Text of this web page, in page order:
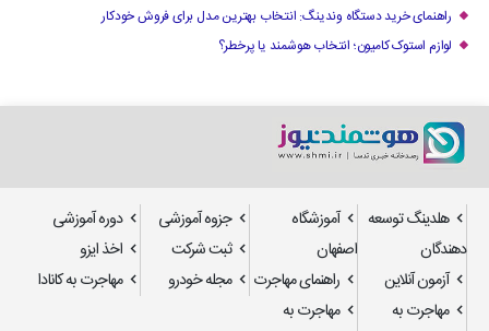
راهنمای خرید دستگاه وندینگ: انتخاب بهترین مدل برای فروش خودکار
لوازم استوک کامیون؛ انتخاب هوشمند یا پرخطر؟
هلدینگ توسعه
دهندگان
آموزشگاه
اصفهان
جزوه آموزشی
دوره آموزشی
ثبت شرکت
اخذ ایزو
آزمون آنلاین
راهنمای مهاجرت مجله خودرو
مهاجرت به کانادا
مهاجرت به
مهاجرت به